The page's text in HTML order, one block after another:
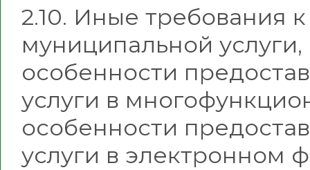
2.10. Иные требования
муниципальной
особенности
услуги в
особенности
услуги в электронном